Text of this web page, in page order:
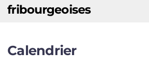
fribourgeoises
Calendrier